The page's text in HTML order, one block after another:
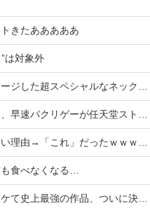
きたあああああ
は対象外
シャルなネックレスが登場する件について
ゲーが任天堂ストアに登場してしまう……
→「これ」だったｗｗｗｗｗｗｗ
も食べなくなる…
の作品、ついに決まるｗｗｗｗｗｗｗｗ